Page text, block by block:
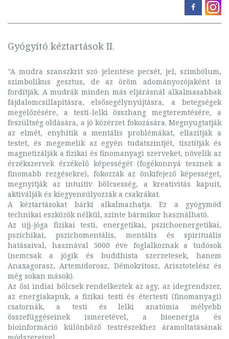
Gyógyító kéztartások II.
"A mudra szanszkrit szó jelentése pecsét, jel, szimbólum,
szimbolikus gesztus, de az öröm adományozójaként is
fordítják. A mudrák minden más eljárásnál alkalmasabbak
fájdalomcsillapításra, elsősegélynyújtásra, a betegségek
megelőzésére, a testi-lelki összhang megteremtésére, a
feszültség oldására, a jó közérzet fokozására. Megnyugtatják
az elmét, enyhítik a mentális problémákat, ellazítják a
testet, és megemelik az egyén tudatszintjét, tisztítják és
magnetizálják a fizikai és finomanyagi szerveket, növelik az
érzékszervek érzékelő képességét (fogékonnyá tesznek a
finomabb rezgésekre), fokozzák az önkifejező képességet,
megnyitják az intuitív bölcsesség, a kreativitás kapuit,
aktiválják és kiegyensúlyozzák a csakrákat.
A kéztartásokat bárki alkalmazhatja. Ez a gyógymód
technikai eszközök nélkül, szinte bármikor használható.
Az ujj-jóga fizikai testi, energetikai, pszichoenergetikai,
pszichikai, pszichomentális, mentális és spirituális
hatásaival, hasznával 5000 éve foglalkoznak a tudósok
(nemcsak a jógik és buddhista szerzetesek, hanem
Anaxagorasz, Artemidorosz, Démokritosz, Arisztotelész és
még sokan mások).
Az ősi indiai bölcsek rendelkeztek az agy, az idegrendszer,
az energiakapuk, a fizikai testi és étertesti (finomanyagi)
csatornák, a testi és lelki anatómia mélyebb
összefüggéseinek ismeretével, a bioenergia és
bioinformáció különböző testrészekhez áramoltatásának